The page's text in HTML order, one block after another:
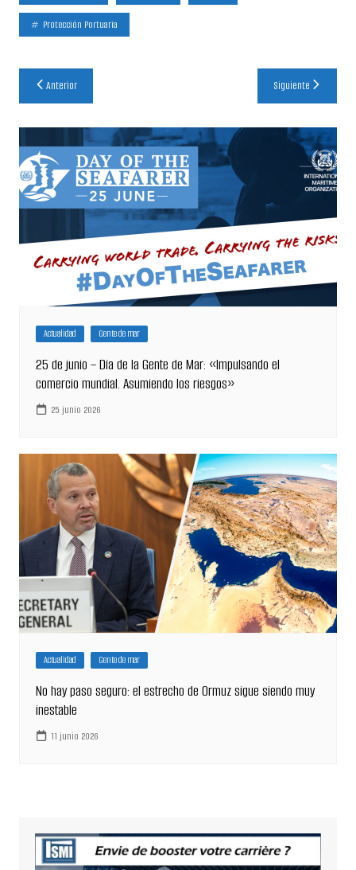
Protección Portuaria
Navegación
de
entradas
Anterior Siguiente
Actualidad Gente de mar
25 de junio – Día de la Gente de Mar: «Impulsando el
comercio mundial. Asumiendo los riesgos»
25 junio 2026
Actualidad Gente de mar
No hay paso seguro: el estrecho de Ormuz sigue siendo muy
inestable
11 junio 2026